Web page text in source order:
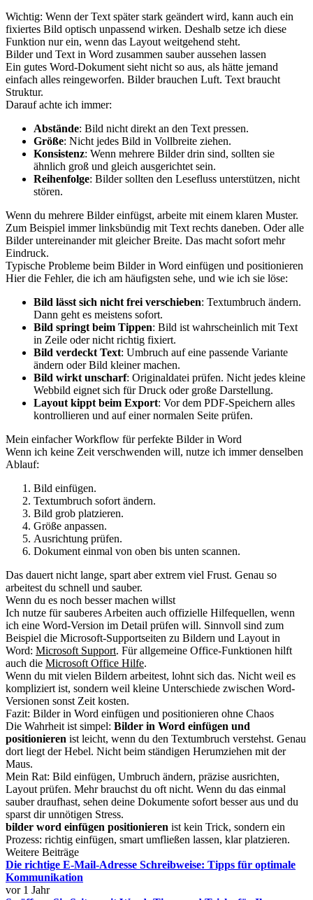
Wichtig: Wenn der Text später stark geändert wird, kann auch ein
fixiertes Bild optisch unpassend wirken. Deshalb setze ich diese
Funktion nur ein, wenn das Layout weitgehend steht.
Bilder und Text in Word zusammen sauber aussehen lassen
Ein gutes Word-Dokument sieht nicht so aus, als hätte jemand
einfach alles reingeworfen. Bilder brauchen Luft. Text braucht
Struktur.
Darauf achte ich immer:
Abstände: Bild nicht direkt an den Text pressen.
Größe: Nicht jedes Bild in Vollbreite ziehen.
Konsistenz: Wenn mehrere Bilder drin sind, sollten sie
ähnlich groß und gleich ausgerichtet sein.
Reihenfolge: Bilder sollten den Lesefluss unterstützen, nicht
stören.
Wenn du mehrere Bilder einfügst, arbeite mit einem klaren Muster.
Zum Beispiel immer linksbündig mit Text rechts daneben. Oder alle
Bilder untereinander mit gleicher Breite. Das macht sofort mehr
Eindruck.
Typische Probleme beim Bilder in Word einfügen und positionieren
Hier die Fehler, die ich am häufigsten sehe, und wie ich sie löse:
Bild lässt sich nicht frei verschieben: Textumbruch ändern.
Dann geht es meistens sofort.
Bild springt beim Tippen: Bild ist wahrscheinlich mit Text
in Zeile oder nicht richtig fixiert.
Bild verdeckt Text: Umbruch auf eine passende Variante
ändern oder Bild kleiner machen.
Bild wirkt unscharf: Originaldatei prüfen. Nicht jedes kleine
Webbild eignet sich für Druck oder große Darstellung.
Layout kippt beim Export: Vor dem PDF-Speichern alles
kontrollieren und auf einer normalen Seite prüfen.
Mein einfacher Workflow für perfekte Bilder in Word
Wenn ich keine Zeit verschwenden will, nutze ich immer denselben
Ablauf:
Bild einfügen.
Textumbruch sofort ändern.
Bild grob platzieren.
Größe anpassen.
Ausrichtung prüfen.
Dokument einmal von oben bis unten scannen.
Das dauert nicht lange, spart aber extrem viel Frust. Genau so
arbeitest du schnell und sauber.
Wenn du es noch besser machen willst
Ich nutze für sauberes Arbeiten auch offizielle Hilfequellen, wenn
ich eine Word-Version im Detail prüfen will. Sinnvoll sind zum
Beispiel die Microsoft-Supportseiten zu Bildern und Layout in
Word: Microsoft Support. Für allgemeine Office-Funktionen hilft
auch die Microsoft Office Hilfe.
Wenn du mit vielen Bildern arbeitest, lohnt sich das. Nicht weil es
kompliziert ist, sondern weil kleine Unterschiede zwischen Word-
Versionen sonst Zeit kosten.
Fazit: Bilder in Word einfügen und positionieren ohne Chaos
Die Wahrheit ist simpel: Bilder in Word einfügen und
positionieren ist leicht, wenn du den Textumbruch verstehst. Genau
dort liegt der Hebel. Nicht beim ständigen Herumziehen mit der
Maus.
Mein Rat: Bild einfügen, Umbruch ändern, präzise ausrichten,
Layout prüfen. Mehr brauchst du oft nicht. Wenn du das einmal
sauber draufhast, sehen deine Dokumente sofort besser aus und du
sparst dir unnötigen Stress.
bilder word einfügen positionieren ist kein Trick, sondern ein
Prozess: richtig einfügen, smart umfließen lassen, klar platzieren.
Weitere Beiträge
Die richtige E-Mail-Adresse Schreibweise: Tipps für optimale
Kommunikation
vor 1 Jahr